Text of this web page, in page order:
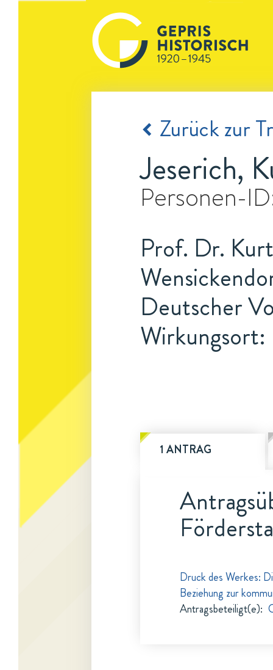
Zurück zur
Jeserich,
Personen-
Prof. Dr.
Deutscher
1 ANTRAG
Druck des Werkes:
Beziehung zur
Antragsbeteiligt(e):